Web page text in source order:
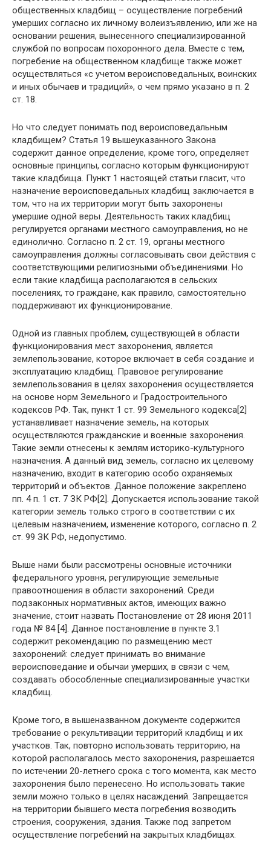
общественных кладбищ – осуществление погребений
умерших согласно их личному волеизъявлению, или же на
основании решения, вынесенного специализированной
службой по вопросам похоронного дела. Вместе с тем,
погребение на общественном кладбище также может
осуществляться «с учетом вероисповедальных, воинских
и иных обычаев и традиций», о чем прямо указано в п. 2
ст. 18.
Но что следует понимать под вероисповедальным
кладбищем? Статья 19 вышеуказанного Закона
содержит данное определение, кроме того, определяет
основные принципы, согласно которым функционируют
такие кладбища. Пункт 1 настоящей статьи гласит, что
назначение вероисповедальных кладбищ заключается в
том, что на их территории могут быть захоронены
умершие одной веры. Деятельность таких кладбищ
регулируется органами местного самоуправления, но не
единолично. Согласно п. 2 ст. 19, органы местного
самоуправления должны согласовывать свои действия с
соответствующими религиозными объединениями. Но
если такие кладбища располагаются в сельских
поселениях, то граждане, как правило, самостоятельно
поддерживают их функционирование.
Одной из главных проблем, существующей в области
функционирования мест захоронения, является
землепользование, которое включает в себя создание и
эксплуатацию кладбищ. Правовое регулирование
землепользования в целях захоронения осуществляется
на основе норм Земельного и Градостроительного
кодексов РФ. Так, пункт 1 ст. 99 Земельного кодекса[2]
устанавливает назначение земель, на которых
осуществляются гражданские и военные захоронения.
Такие земли отнесены к землям историко-культурного
назначения. А данный вид земель, согласно их целевому
назначению, входит в категорию особо охраняемых
территорий и объектов. Данное положение закреплено
пп. 4 п. 1 ст. 7 ЗК РФ[2]. Допускается использование такой
категории земель только строго в соответствии с их
целевым назначением, изменение которого, согласно п. 2
ст. 99 ЗК РФ, недопустимо.
Выше нами были рассмотрены основные источники
федерального уровня, регулирующие земельные
правоотношения в области захоронений. Среди
подзаконных нормативных актов, имеющих важно
значение, стоит назвать Постановление от 28 июня 2011
года № 84 [4]. Данное постановление в пункте 3.1
содержит рекомендацию по размещению мест
захоронений: следует принимать во внимание
вероисповедание и обычаи умерших, в связи с чем,
создавать обособленные специализированные участки
кладбищ.
Кроме того, в вышеназванном документе содержится
требование о рекультивации территорий кладбищ и их
участков. Так, повторно использовать территорию, на
которой располагалось место захоронения, разрешается
по истечении 20-летнего срока с того момента, как место
захоронения было перенесено. Но использовать такие
земли можно только в целях насаждений. Запрещается
на территории бывшего места погребения возводить
строения, сооружения, здания. Также под запретом
осуществление погребений на закрытых кладбищах.